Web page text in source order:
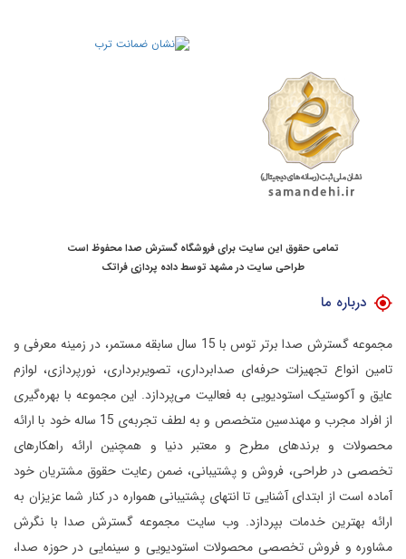
تمامی حقوق این سایت برای فروشگاه گسترش صدا محفوظ است
طراحی سایت در مشهد توسطداده پردازی فراتک
درباره ما
مجموعه گسترش صدا برتر توس با 15 سال سابقه مستمر، در زمینه معرفی و
تامین انواع تجهیزات حرفه‌ای صدابرداری، تصویربرداری، نورپردازی، لوازم
عایق و آکوستیک استودیویی به فعالیت می‌پردازد. این مجموعه با بهره‌گیری
از افراد مجرب و مهندسین متخصص و به لطف تجربه‌ی 15 ساله خود با ارائه
محصولات و برندهای مطرح و معتبر دنیا و همچنین ارائه راهکارهای
تخصصی در طراحی، فروش و پشتیبانی، ضمن رعایت حقوق مشتریان خود
آماده است از ابتدای آشنایی تا انتهای پشتیبانی همواره در کنار شما عزیزان به
ارائه بهترین خدمات بپردازد. وب سایت مجموعه گسترش صدا با نگرش
مشاوره و فروش تخصصی محصولات استودیویی و سینمایی در حوزه صدا،